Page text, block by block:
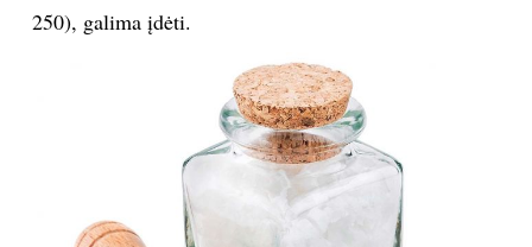
250), galima įdėti.